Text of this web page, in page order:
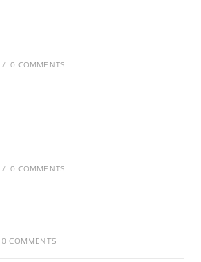
/ 0 COMMENTS
/ 0 COMMENTS
0 COMMENTS